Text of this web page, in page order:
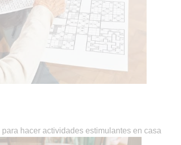
hacer actividades estimulantes en casa